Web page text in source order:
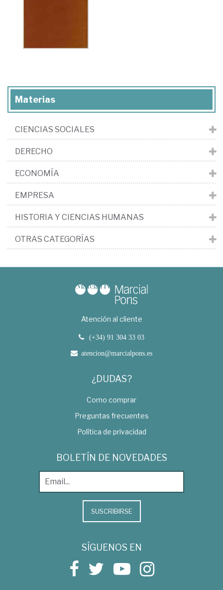
Materias
CIENCIAS SOCIALES
DERECHO
ECONOMÍA
EMPRESA
HISTORIA Y CIENCIAS HUMANAS
OTRAS CATEGORÍAS
Atención al cliente
(+34) 91 304 33 03
atencion@marcialpons.es
¿DUDAS?
Como comprar
Preguntas frecuentes
Política de privacidad
BOLETÍN DE NOVEDADES
SUSCRIBIRSE
SÍGUENOS EN